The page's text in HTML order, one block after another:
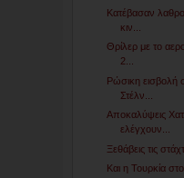
Κατέβασαν
κιν...
Θρίλερ με το
2...
Ρώσικη εισβολή
Στέλν...
Αποκαλύψεις
ελέγχουν...
Ξεθάβεις τις
Και η Τουρκία